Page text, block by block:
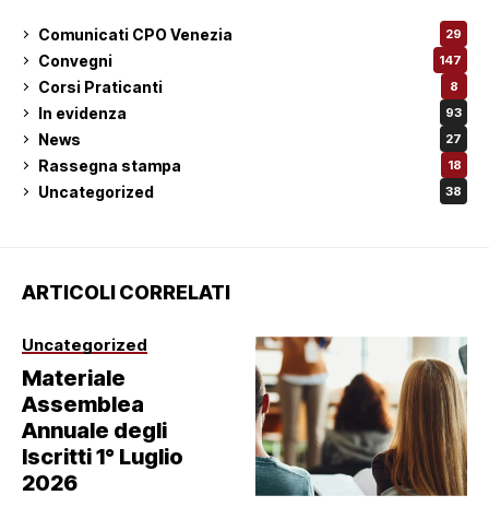
Comunicati CPO Venezia 29
Convegni 147
Corsi Praticanti 8
In evidenza 93
News 27
Rassegna stampa 18
Uncategorized 38
ARTICOLI CORRELATI
Uncategorized
Materiale
Assemblea
Annuale degli
Iscritti 1° Luglio
2026